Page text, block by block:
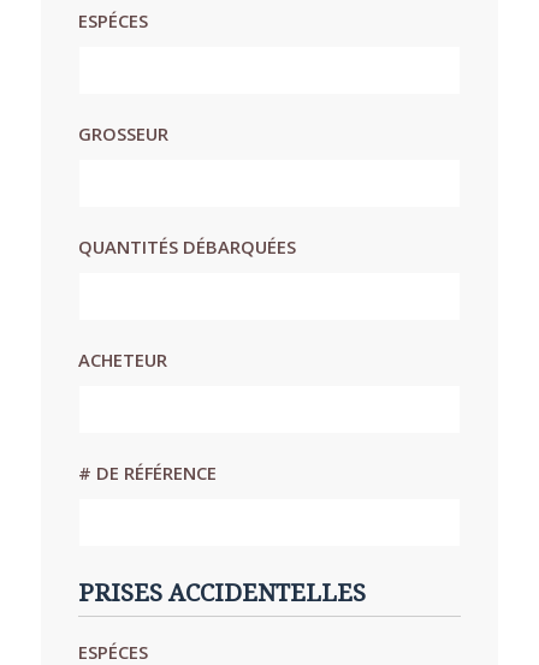
ESPÉCES
GROSSEUR
QUANTITÉS DÉBARQUÉES
ACHETEUR
# DE RÉFÉRENCE
PRISES ACCIDENTELLES
ESPÉCES